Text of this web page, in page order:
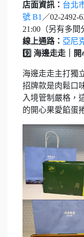
店面資訊： 台北
號 B1 ／02-2492-
21:00（另有多間
線上通路： 亞尼
9️⃣ 海邊走走｜
海邊走走主打獨
招牌款是肉鬆口
入境管制嚴格，
的開心果愛餡蛋